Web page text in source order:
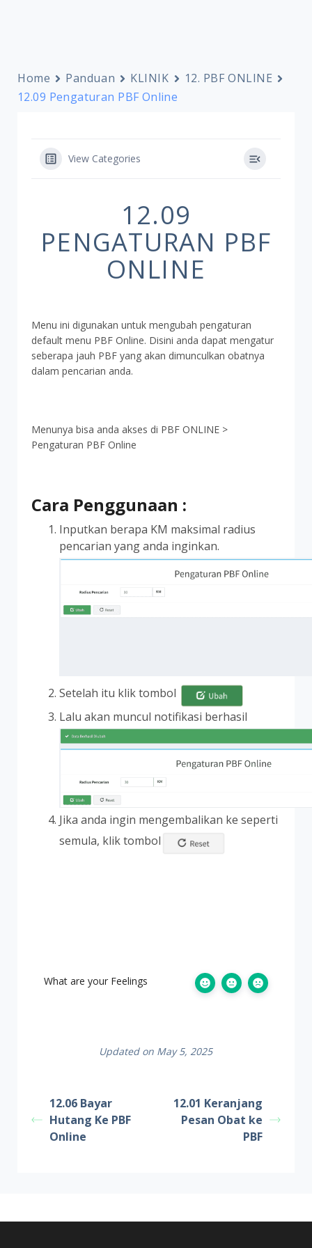
Home Panduan KLINIK
12. PBF ONLINE
12.09 Pengaturan PBF Online
View Categories
12.09
PENGATURAN PBF
ONLINE
Menu ini digunakan untuk mengubah pengaturan
default menu PBF Online. Disini anda dapat mengatur
seberapa jauh PBF yang akan dimunculkan obatnya
dalam pencarian anda.
Menunya bisa anda akses di PBF ONLINE >
Pengaturan PBF Online
Cara Penggunaan :
Inputkan berapa KM maksimal radius
pencarian yang anda inginkan.
Setelah itu klik tombol
Lalu akan muncul notifikasi berhasil
Jika anda ingin mengembalikan ke seperti
semula, klik tombol
What are your Feelings
Updated on May 5, 2025
12.06 Bayar
Hutang Ke PBF
Online
12.01 Keranjang
Pesan Obat ke
PBF